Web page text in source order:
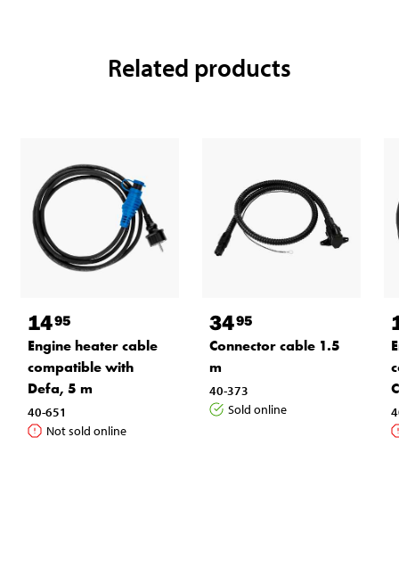
Related products
1495
Engine heater cable
compatible with
Defa, 5 m
40-651
Not sold online
3495
Connector cable 1.5
m
40-373
Sold online